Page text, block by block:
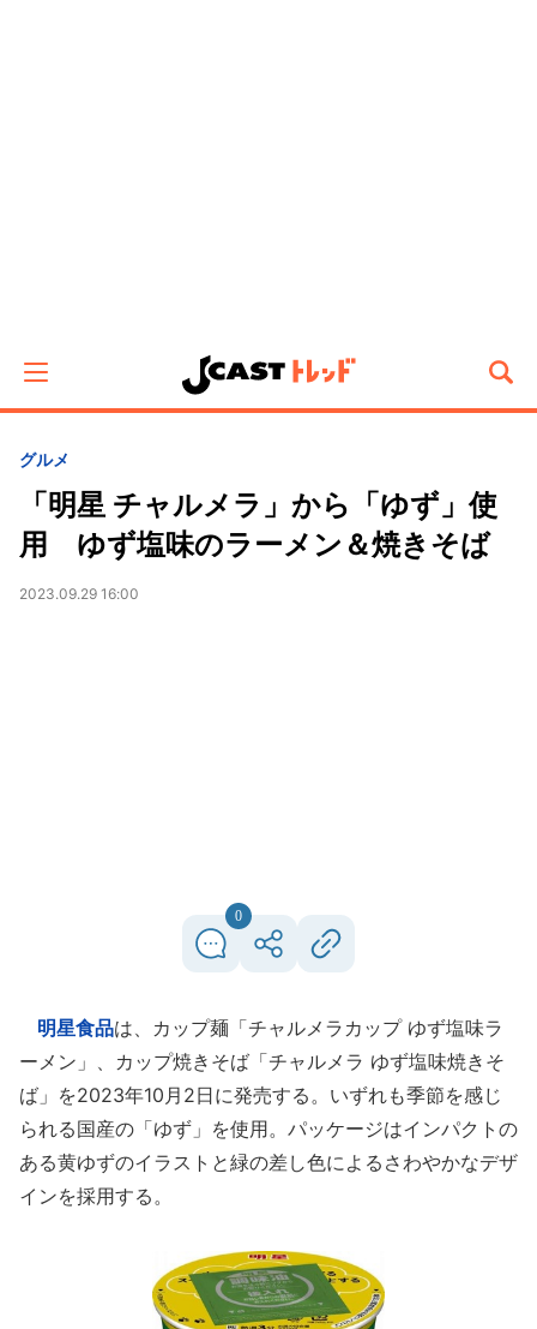
グルメ
「明星 チャルメラ」から「ゆず」使
用 ゆず塩味のラーメン＆焼きそば
2023.09.29 16:00
0
明星食品は、カップ麺「チャルメラカップ ゆず塩味ラ
ーメン」、カップ焼きそば「チャルメラ ゆず塩味焼きそ
ば」を2023年10月2日に発売する。いずれも季節を感じ
られる国産の「ゆず」を使用。パッケージはインパクトの
ある黄ゆずのイラストと緑の差し色によるさわやかなデザ
インを採用する。